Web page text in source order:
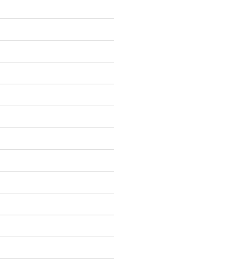
: 6model           : 8model name